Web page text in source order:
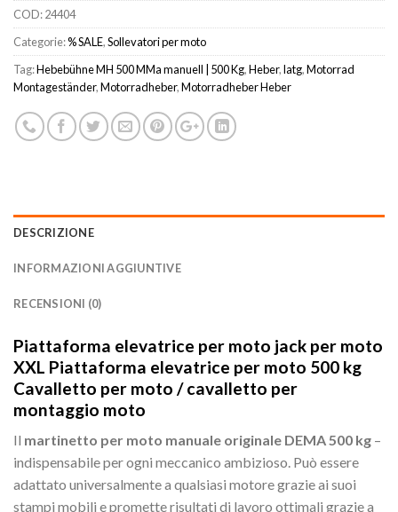
COD:24404
Categorie:% SALE,Sollevatori per moto
Tag:Hebebühne MH 500 MMa manuell | 500 Kg,Heber,latg,Motorrad
Montageständer,Motorradheber,Motorradheber Heber
DESCRIZIONE
INFORMAZIONI AGGIUNTIVE
RECENSIONI (0)
Piattaforma elevatrice per moto jack per moto
XXL Piattaforma elevatrice per moto 500 kg
Cavalletto per moto / cavalletto per
montaggio moto
Il martinetto per moto manuale originale DEMA 500 kg –
indispensabile per ogni meccanico ambizioso. Può essere
adattato universalmente a qualsiasi motore grazie ai suoi
stampi mobili e promette risultati di lavoro ottimali grazie a